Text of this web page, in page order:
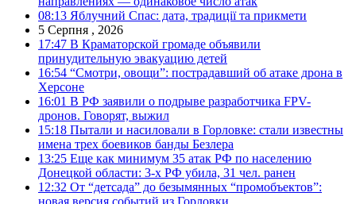
08:13 Яблучний Спас: дата, традиції та прикмети
5 Серпня , 2026
17:47 В Краматорской громаде объявили
принудительную эвакуацию детей
16:54 “Смотри, овощи”: пострадавший об атаке дрона в
Херсоне
16:01 В РФ заявили о подрыве разработчика FPV-
дронов. Говорят, выжил
15:18 Пытали и насиловали в Горловке: стали известны
имена трех боевиков банды Безлера
13:25 Еще как минимум 35 атак РФ по населению
Донецкой области: 3-х РФ убила, 31 чел. ранен
12:32 От “детсада” до безымянных “промобъектов”:
новая версия событий из Горловки